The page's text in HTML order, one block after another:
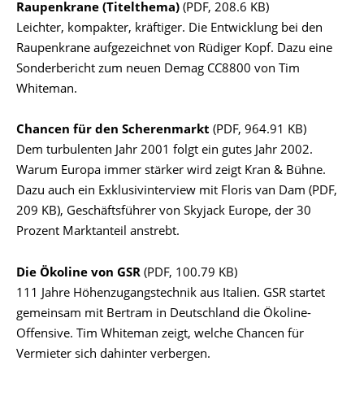
Raupenkrane (Titelthema) (PDF, 208.6 KB)
Leichter, kompakter, kräftiger. Die Entwicklung bei den
Raupenkrane aufgezeichnet von Rüdiger Kopf. Dazu eine
Sonderbericht zum neuen Demag CC8800 von Tim
Whiteman.
Chancen für den Scherenmarkt (PDF, 964.91 KB)
Dem turbulenten Jahr 2001 folgt ein gutes Jahr 2002.
Warum Europa immer stärker wird zeigt Kran & Bühne.
Dazu auch ein Exklusivinterview mit Floris van Dam (PDF,
209 KB), Geschäftsführer von Skyjack Europe, der 30
Prozent Marktanteil anstrebt.
Die Ökoline von GSR (PDF, 100.79 KB)
111 Jahre Höhenzugangstechnik aus Italien. GSR startet
gemeinsam mit Bertram in Deutschland die Ökoline-
Offensive. Tim Whiteman zeigt, welche Chancen für
Vermieter sich dahinter verbergen.